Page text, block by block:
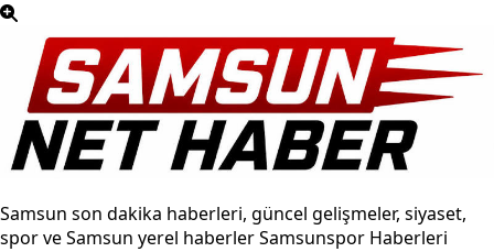
Samsun son dakika haberleri, güncel gelişmeler, siyaset,
spor ve Samsun yerel haberler Samsunspor Haberleri